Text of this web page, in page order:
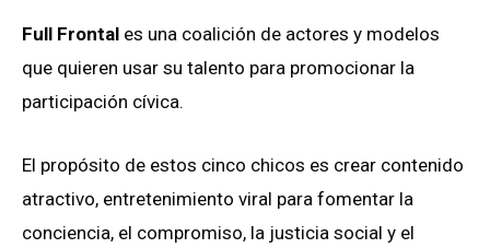
Full Frontal es una coalición de actores y modelos
que quieren usar su talento para promocionar la
participación cívica.
El propósito de estos cinco chicos es crear contenido
atractivo, entretenimiento viral para fomentar la
conciencia, el compromiso, la justicia social y el